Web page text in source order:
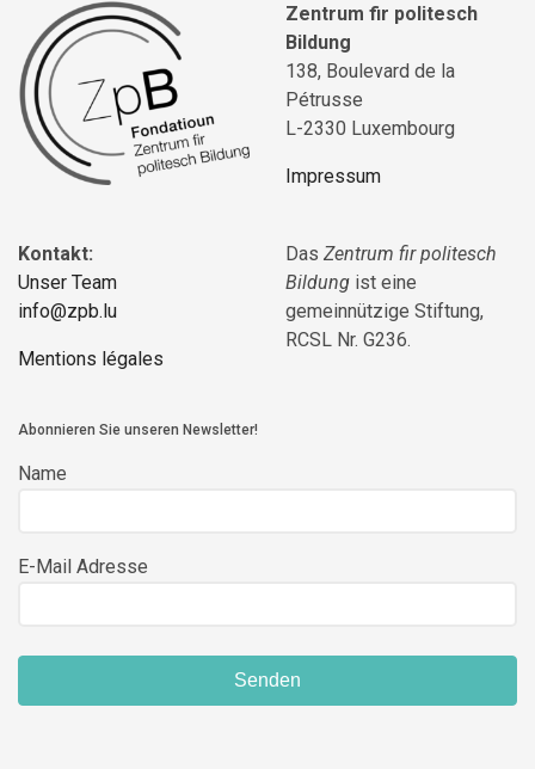
Zentrum fir politesch
Bildung
138, Boulevard de la
Pétrusse
L-2330 Luxembourg
Impressum
Kontakt:
Unser Team
info@zpb.lu
Mentions légales
Das Zentrum fir politesch
Bildung ist eine
gemeinnützige Stiftung,
RCSL Nr. G236.
Abonnieren Sie unseren Newsletter!
Name
E-Mail Adresse
Senden